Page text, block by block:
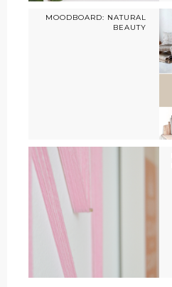
MOODBOARD: NATURAL
BEAUTY